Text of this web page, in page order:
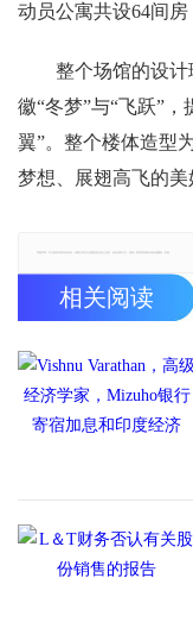
动员公寓共设64间房
整个场馆的设
徽“冬梦”与“飞跃”，
翼”。整个楼体造型
梦想、展翅高飞的美
相关阅读